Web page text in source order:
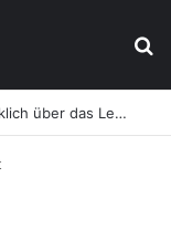
tinta knef krankheit – Wahrheit, Verwechslung und die Hintergründe des Suchbegriffs